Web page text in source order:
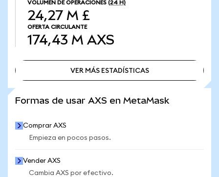
VOLUMEN DE OPERACIONES (24 H)
24,27 M £
OFERTA CIRCULANTE
174,43 M AXS
VER MÁS ESTADÍSTICAS
Formas de usar AXS en MetaMask
Comprar AXS
Empieza en pocos pasos.
Vender AXS
Cambia AXS por efectivo.